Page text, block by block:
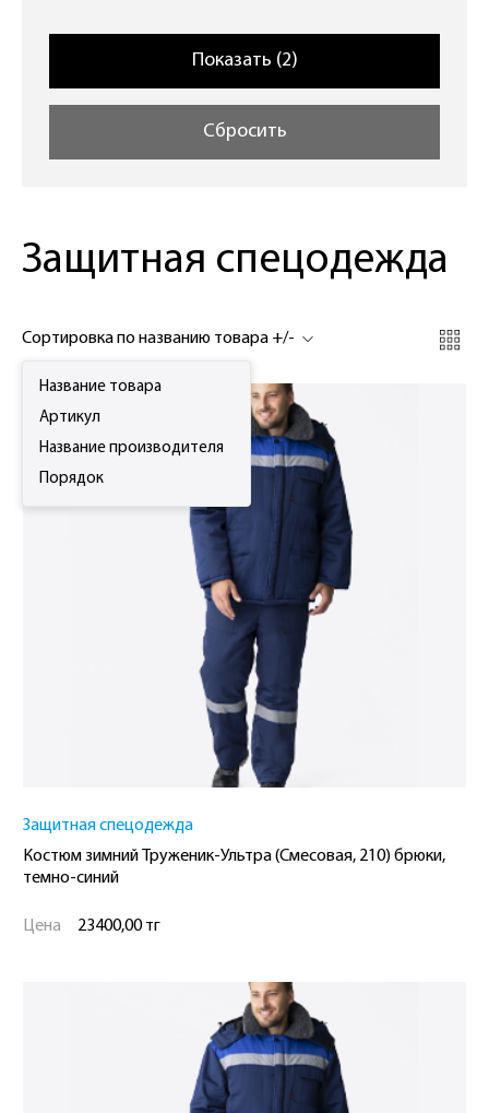
Сбросить
Защитная спецодежда
Сортировка по названию товара +/-
Название товара
Артикул
Название производителя
Порядок
Защитная спецодежда
Костюм зимний Труженик-Ультра (Смесовая, 210) брюки,
темно-синий
Цена 23400,00 тг